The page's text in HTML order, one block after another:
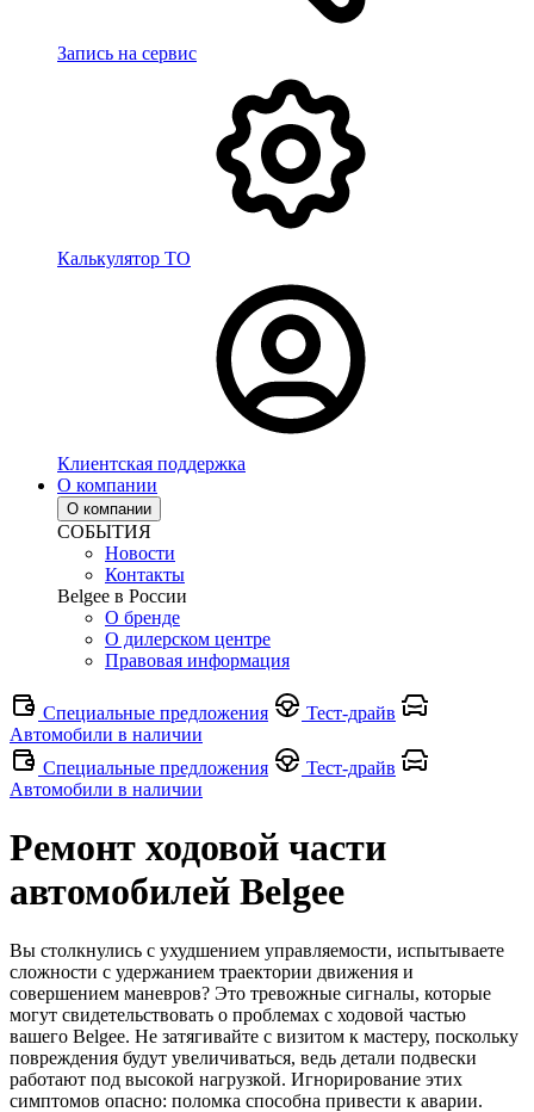
Запись на сервис
Калькулятор ТО
Клиентская поддержка
О компании
О компании
СОБЫТИЯ
Новости
Контакты
Belgee в России
О бренде
О дилерском центре
Правовая информация
Специальные предложения
Тест-драйв
Автомобили в наличии
Специальные предложения
Тест-драйв
Автомобили в наличии
Ремонт ходовой части
автомобилей Belgee
Вы столкнулись с ухудшением управляемости, испытываете
сложности с удержанием траектории движения и
совершением маневров? Это тревожные сигналы, которые
могут свидетельствовать о проблемах с ходовой частью
вашего Belgee. Не затягивайте с визитом к мастеру, поскольку
повреждения будут увеличиваться, ведь детали подвески
работают под высокой нагрузкой. Игнорирование этих
симптомов опасно: поломка способна привести к аварии.